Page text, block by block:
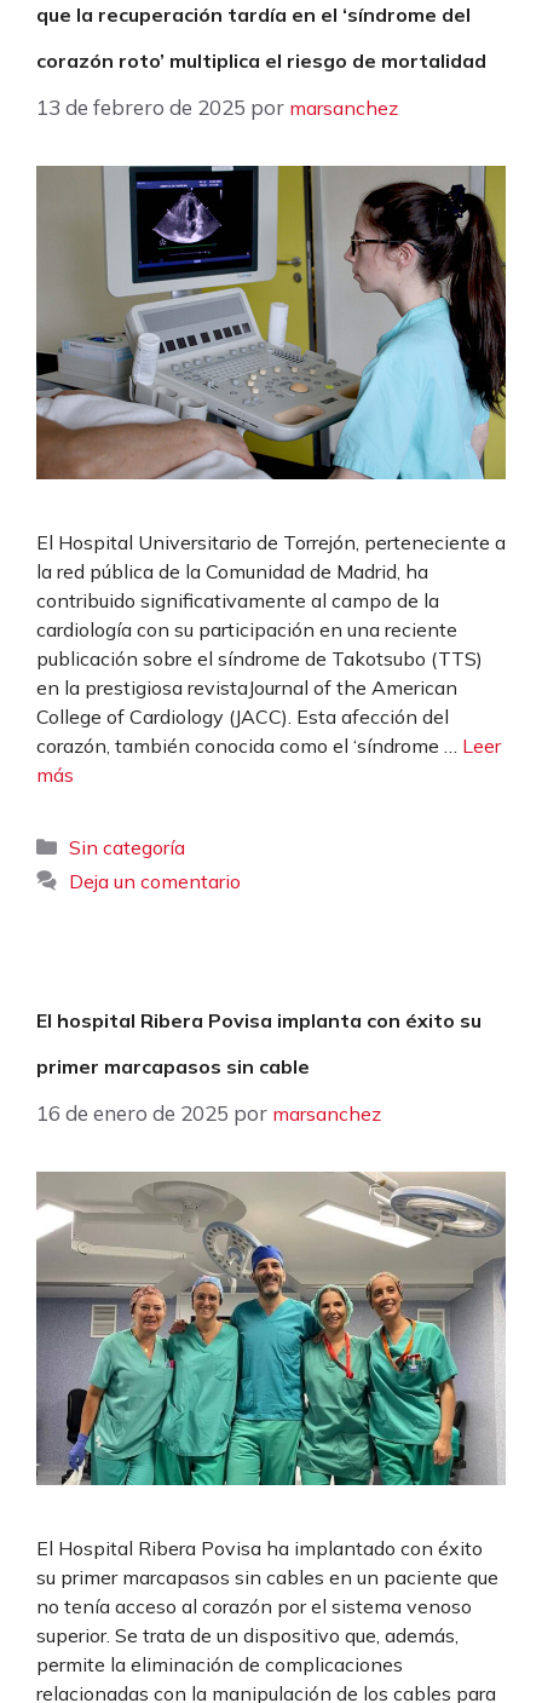
que la recuperación tardía en el ‘síndrome del
corazón roto’ multiplica el riesgo de mortalidad
13 de febrero de 2025 por marsanchez
El Hospital Universitario de Torrejón, perteneciente a
la red pública de la Comunidad de Madrid, ha
contribuido significativamente al campo de la
cardiología con su participación en una reciente
publicación sobre el síndrome de Takotsubo (TTS)
en la prestigiosa revistaJournal of the American
College of Cardiology (JACC). Esta afección del
corazón, también conocida como el ‘síndrome … Leer
más
Categorías
Sin categoría
Deja un comentario
El hospital Ribera Povisa implanta con éxito su
primer marcapasos sin cable
16 de enero de 2025 por marsanchez
El Hospital Ribera Povisa ha implantado con éxito
su primer marcapasos sin cables en un paciente que
no tenía acceso al corazón por el sistema venoso
superior. Se trata de un dispositivo que, además,
permite la eliminación de complicaciones
relacionadas con la manipulación de los cables para